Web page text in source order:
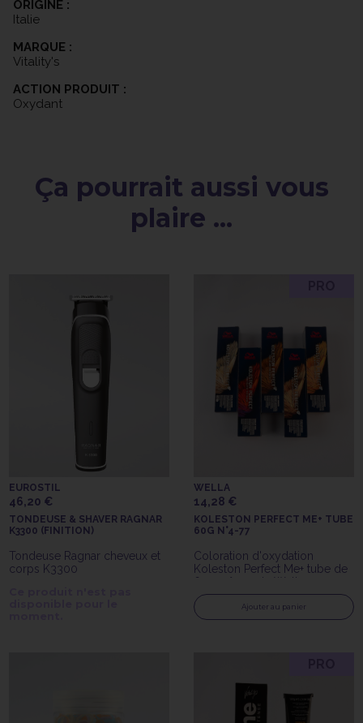
ORIGINE :
Italie
MARQUE :
Vitality's
ACTION PRODUIT :
Oxydant
Ça pourrait aussi vous
plaire ...
EUROSTIL
46,20 €
TONDEUSE & SHAVER RAGNAR
K3300 (FINITION)
Tondeuse Ragnar cheveux et
corps K3300
WELLA
14,28 €
KOLESTON PERFECT ME+ TUBE
60G N°4-77
Coloration d'oxydation
Koleston Perfect Me+ tube de
60gr n°4-77 de Wella
Professionals
Ajouter au panier